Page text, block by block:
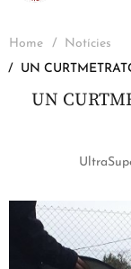
Home
Notícies
UN
UN